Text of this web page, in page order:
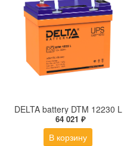
DELTA battery DTM 12230 L
64 021 ₽
В корзину